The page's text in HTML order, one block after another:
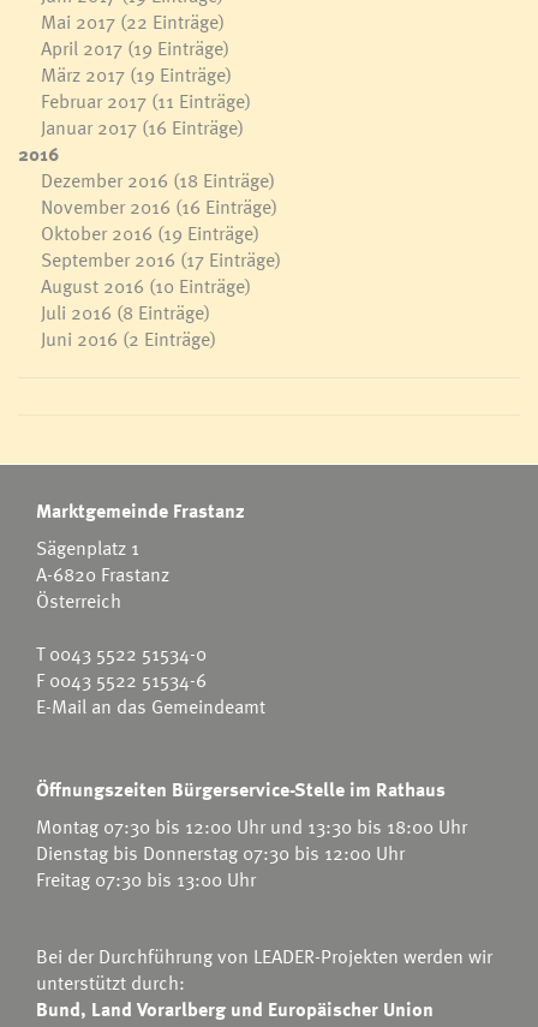
Mai 2017 (22 Einträge)
April 2017 (19 Einträge)
März 2017 (19 Einträge)
Februar 2017 (11 Einträge)
Januar 2017 (16 Einträge)
2016
Dezember 2016 (18 Einträge)
November 2016 (16 Einträge)
Oktober 2016 (19 Einträge)
September 2016 (17 Einträge)
August 2016 (10 Einträge)
Juli 2016 (8 Einträge)
Juni 2016 (2 Einträge)
Marktgemeinde Frastanz
Sägenplatz 1
A-6820 Frastanz
Österreich
T0043 5522 51534-0
F 0043 5522 51534-6
E-Mail an das Gemeindeamt
Öffnungszeiten Bürgerservice-Stelle im Rathaus
Montag 07:30 bis 12:00 Uhr und 13:30 bis 18:00 Uhr
Dienstag bis Donnerstag 07:30 bis 12:00 Uhr
Freitag 07:30 bis 13:00 Uhr
Bei der Durchführung von LEADER-Projekten werden wir
unterstützt durch:
Bund, Land Vorarlberg und Europäischer Union